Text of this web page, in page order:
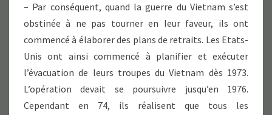
– Par conséquent, quand la guerre du Vietnam s’est
obstinée à ne pas tourner en leur faveur, ils ont
commencé à élaborer des plans de retraits. Les Etats-
Unis ont ainsi commencé à planifier et exécuter
l’évacuation de leurs troupes du Vietnam dès 1973.
L’opération devait se poursuivre jusqu’en 1976.
Cependant en 74, ils réalisent que tous les